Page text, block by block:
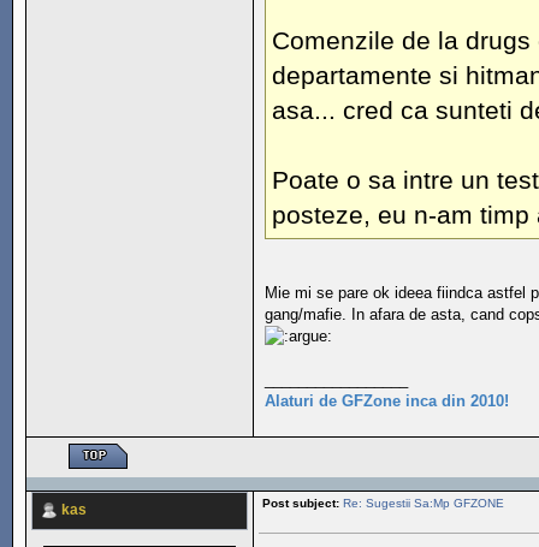
Comenzile de la
departamente si
asa... cred ca sunteti
Poate o sa intre un
posteze, eu n-am timp
Mie mi se pare ok ideea fiindca astfel
gang/mafie. In afara de asta, cand
Alaturi de GFZone inca din 2010!
kas Post subject: Re: Sugestii Sa:Mp GFZONE